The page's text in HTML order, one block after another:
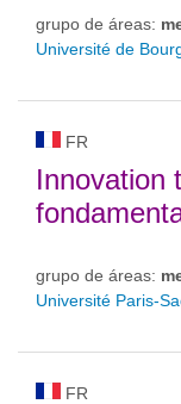
grupo de áreas:
Université de
FR
Innovation
grupo de áreas:
Université Paris-
FR